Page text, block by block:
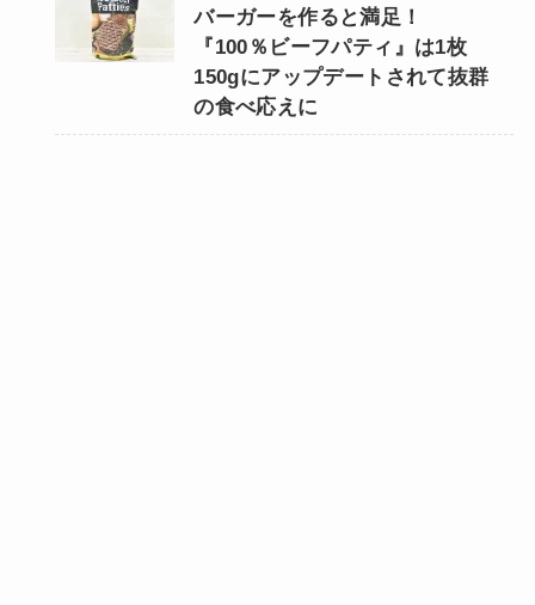
バーガーを作ると満足！
『100％ビーフパティ』は1枚
150gにアップデートされて抜群
の食べ応えに